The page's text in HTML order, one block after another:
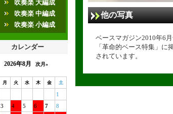
吹奏楽 大編成
吹奏楽 中編成
吹奏楽 小編成
カレンダー
2026年8月 次月»
月 火 水 木 金 土
1
3 4 5 6 7
8
他の写真
ベースマガジン2010年6
「革命的ベース特集」に
されています。